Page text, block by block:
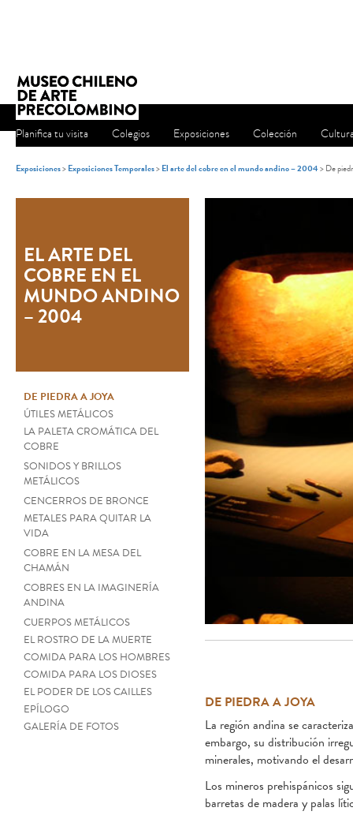
Planifica tu visita Colegios Exposiciones Colección
Exposiciones>Exposiciones Temporales>El arte del cobre en el mundo andino – 2004> De
EL ARTE DEL
COBRE EN EL
MUNDO ANDINO
– 2004
DE PIEDRA A JOYA
ÚTILES METÁLICOS
LA PALETA CROMÁTICA DEL
COBRE
SONIDOS Y BRILLOS
METÁLICOS
CENCERROS DE BRONCE
METALES PARA QUITAR LA
VIDA
COBRE EN LA MESA DEL
CHAMÁN
COBRES EN LA IMAGINERÍA
ANDINA
CUERPOS METÁLICOS
EL ROSTRO DE LA MUERTE
COMIDA PARA LOS HOMBRES
COMIDA PARA LOS DIOSES
EL PODER DE LOS CAILLES
EPÍLOGO
GALERÍA DE FOTOS
DE PIEDRA A JOYA
La región andina se
embargo, su distribución
minerales, motivando el
Los mineros prehispánicos
barretas de madera y palas